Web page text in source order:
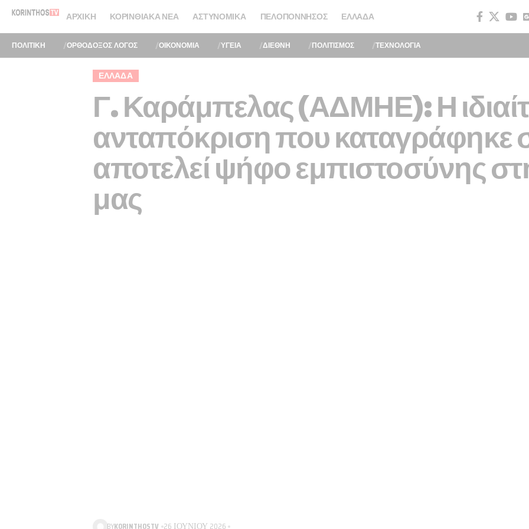
ΑΡΧΙΚΉ ΚΟΡΙΝΘΙΑΚΆ ΝΈΑ ΑΣΤΥΝΟΜΙΚΆ ΠΕΛΟΠΌΝΝΗΣΟΣ ΕΛΛΆΔΑ
ΠΟΛΙΤΙΚΗ ΟΡΘΟΔΟΞΟΣ ΛΟΓΟΣ ΟΙΚΟΝΟΜΙΑ ΥΓΕΙΑ ΔΙΕΘΝΗ ΠΟΛΙΤΙΣΜΟΣ ΤΕΧΝΟΛΟΓΙΑ
ΕΛΛΆΔΑ
Γ. Καράμπελας (ΑΔΜΗΕ): Η
ανταπόκριση που
αποτελεί ψήφο εμπιστοσύνης
μας
BYKORINTHOSTV 26 ΙΟΥΝΊΟΥ 2026